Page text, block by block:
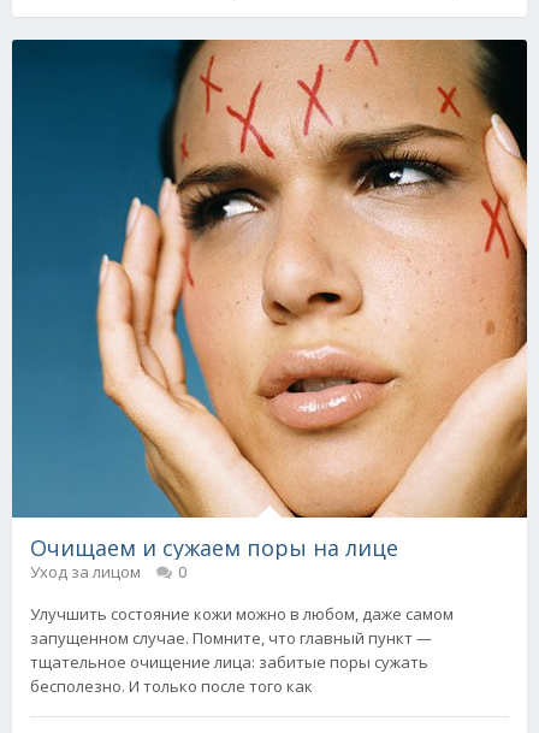
Очищаем и сужаем поры на лице
Уход за лицом
0
Улучшить состояние кожи можно в любом, даже самом
запущенном случае. Помните, что главный пункт —
тщательное очищение лица: забитые поры сужать
бесполезно. И только после того как